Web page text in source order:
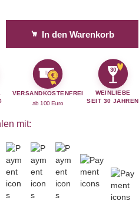
In den Warenkorb
€
VERSANDKOSTENFREI
ab 100 Euro
30
WEINLIEBE
SEIT 30 JAHREN
mit: